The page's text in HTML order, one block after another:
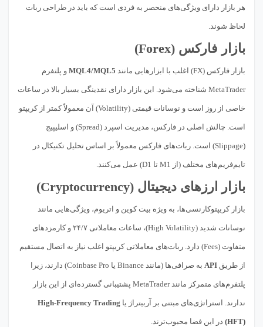
هر بازار دارای ویژگی‌های منحصر به فردی است که باید در طراحی ربات
لحاظ شوند.
بازار فارکس (Forex)
بازار فارکس (FX) اغلب با ابزارهایی مانند MQL4/MQL5 و پلتفرم
MetaTrader شناخته می‌شود. این بازار دارای نقدینگی بسیار بالا در ساعات
خاصی از روز است و نوسانات قیمتی (Volatility) آن معمولاً کمتر از کریپتو
است. چالش اصلی در فارکس، مدیریت اسپرد (Spread) و اسلیپیج
(Slippage) است. ربات‌های فارکس معمولاً بر اساس تحلیل تکنیکال در
تایم‌فریم‌های مختلف (از M1 تا D1) عمل می‌کنند.
بازار ارزهای دیجیتال (Cryptocurrency)
بازار کریپتوکارنسی‌ها، به ویژه بیت کوین و اتریوم، ویژگی‌هایی مانند
نوسانات شدید (High Volatility)، ساعات معاملاتی ۲۴/۷ و کارمزدهای
متفاوت (Fees) دارد. ربات‌های معاملاتی کریپتو اغلب نیاز به اتصال مستقیم
از طریق API به صرافی‌ها (مانند Binance یا Coinbase Pro) دارند، زیرا
پلتفرم‌های متمرکز مانند MetaTrader پشتیبانی گسترده‌ای از این بازار
ندارند. استراتژی‌های مبتنی بر آربیتراژ یا High-Frequency Trading
(HFT) در این فضا محبوب‌ترند.